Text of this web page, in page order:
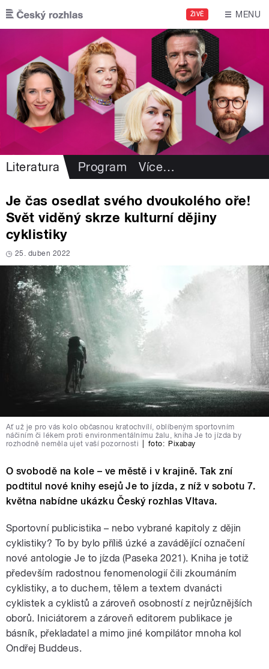
Přejít k hlavnímu obsahu
ŽIVĚ MENU
Literatura Program Více…
Je čas osedlat svého dvoukolého oře!
Svět viděný skrze kulturní dějiny
cyklistiky
25. duben 2022
Ať už je pro vás kolo občasnou kratochvílí, oblíbeným sportovním
náčiním či lékem proti environmentálnímu žalu, kniha Je to jízda by
rozhodně neměla ujet vaší pozornosti
foto: Pixabay
O svobodě na kole – ve městě i v krajině. Tak zní
podtitul nové knihy esejů Je to jízda, z níž v sobotu 7.
května nabídne ukázku Český rozhlas Vltava.
Sportovní publicistika – nebo vybrané kapitoly z dějin
cyklistiky? To by bylo příliš úzké a zavádějící označení
nové antologie Je to jízda (Paseka 2021). Kniha je totiž
především radostnou fenomenologií čili zkoumáním
cyklistiky, a to duchem, tělem a textem dvanácti
cyklistek a cyklistů a zároveň osobností z nejrůznějších
oborů. Iniciátorem a zároveň editorem publikace je
básník, překladatel a mimo jiné kompilátor mnoha kol
Ondřej Buddeus.